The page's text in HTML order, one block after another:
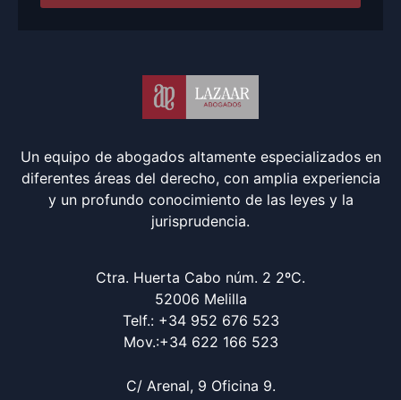
Un equipo de abogados altamente especializados en
diferentes áreas del derecho, con amplia experiencia
y un profundo conocimiento de las leyes y la
jurisprudencia.
Ctra. Huerta Cabo núm. 2 2ºC.
52006 Melilla
Telf.: +34 952 676 523
Mov.:+34 622 166 523
C/ Arenal, 9 Oficina 9.